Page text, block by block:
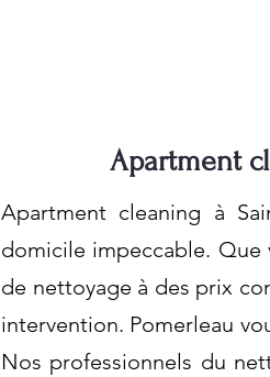
Apartment
Apartment cleaning à
domicile impeccable. Que
de nettoyage à des prix
intervention. Pomerleau
Nos professionnels du